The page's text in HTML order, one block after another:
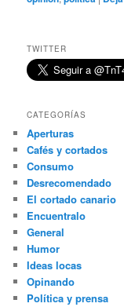
TWITTER
CATEGORÍAS
Aperturas
Cafés y cortados
Consumo
Desrecomendado
El cortado canario
Encuentralo
General
Humor
Ideas locas
Opinando
Política y prensa